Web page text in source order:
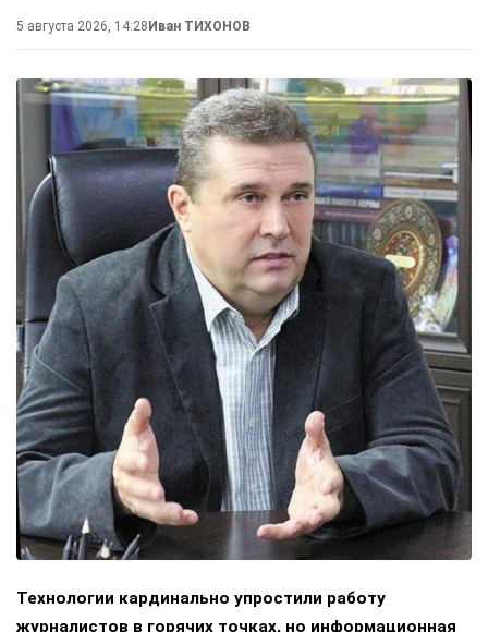
5 августа 2026, 14:28Иван ТИХОНОВ
Технологии кардинально упростили работу
журналистов в горячих точках, но информационная